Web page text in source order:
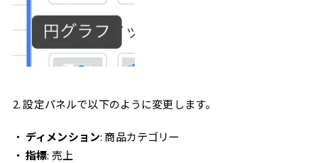
2. 設定パネルで以下のように変更します。
ディメンション: 商品カテゴリー
指標: 売上